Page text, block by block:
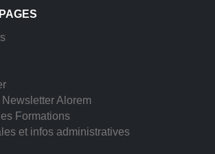
Newsletter Alorem
Formations
et infos administratives